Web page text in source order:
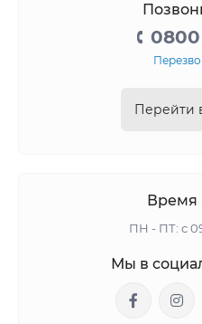
0800
Перейти
Время
ПН - ПТ: с
Мы в